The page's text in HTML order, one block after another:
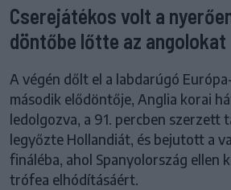
Cserejátékos volt a
döntőbe lőtte az angolokat
A végén dőlt el a labdarúgó
második elődöntője, Anglia korai
ledolgozva, a 91. percben szerzett
legyőzte Hollandiát, és bejutott a
fináléba, ahol Spanyolország ellen
trófea elhódításáért.